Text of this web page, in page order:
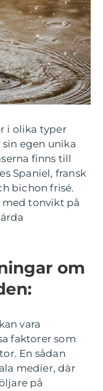
i olika typer
sin egen unika
finns till
Spaniel, fransk
bichon frisé.
med tonvikt på
om
vara
faktorer som
En sådan
medier, där
på